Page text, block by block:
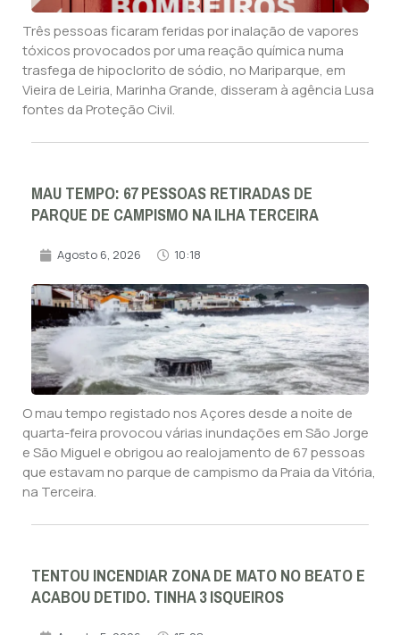
Três pessoas ficaram feridas por inalação de vapores
tóxicos provocados por uma reação química numa
trasfega de hipoclorito de sódio, no Mariparque, em
Vieira de Leiria, Marinha Grande, disseram à agência Lusa
fontes da Proteção Civil.
MAU TEMPO: 67 PESSOAS RETIRADAS DE
PARQUE DE CAMPISMO NA ILHA TERCEIRA
Agosto 6, 2026 10:18
O mau tempo registado nos Açores desde a noite de
quarta-feira provocou várias inundações em São Jorge
e São Miguel e obrigou ao realojamento de 67 pessoas
que estavam no parque de campismo da Praia da Vitória,
na Terceira.
TENTOU INCENDIAR ZONA DE MATO NO BEATO E
ACABOU DETIDO. TINHA 3 ISQUEIROS